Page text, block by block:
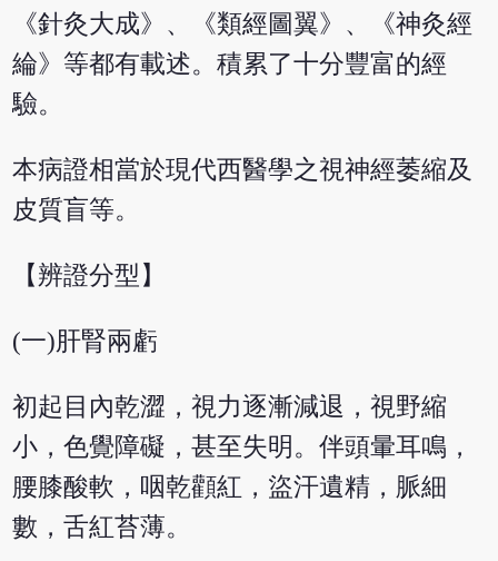
《針灸大成》、《類經圖翼》、《神灸經
綸》等都有載述。積累了十分豐富的經
驗。
本病證相當於現代西醫學之視神經萎縮及
皮質盲等。
【辨證分型】
(一)肝腎兩虧
初起目內乾澀，視力逐漸減退，視野縮
小，色覺障礙，甚至失明。伴頭暈耳鳴，
腰膝酸軟，咽乾顴紅，盜汗遺精，脈細
數，舌紅苔薄。